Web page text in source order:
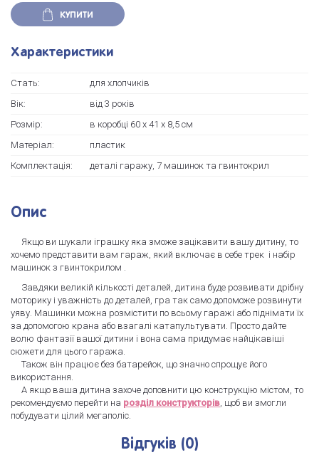
КУПИТИ
Характеристики
Стать:
для хлопчиків
Вік:
від 3 років
Розмір:
в коробці 60 х 41 х 8,5 см
Матеріал:
пластик
Комплектація:
деталі гаражу, 7 машинок та гвинтокрил
Опис
Якщо ви шукали іграшку яка зможе зацікавити вашу дитину, то
хочемо представити вам гараж, який включає в себе трек і набір
машинок з гвинтокрилом .
Завдяки великій кількості деталей, дитина буде розвивати дрібну
моторику і уважність до деталей, гра так само допоможе розвинути
уяву. Машинки можна розмістити по всьому гаражі або піднімати їх
за допомогою крана або взагалі катапультувати. Просто дайте
волю фантазії вашої дитини і вона сама придумає найцікавіші
сюжети для цього гаража.
Також він працює без батарейок, що значно спрощує його
використання.
А якщо ваша дитина захоче доповнити цю конструкцію містом, то
рекомендуємо перейти на розділ конструкторів, щоб ви змогли
побудувати цілий мегаполіс.
Відгуків (0)